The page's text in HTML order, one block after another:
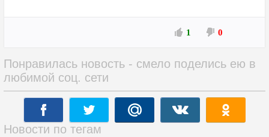
1 0
Понравилась новость - смело поделись ею в
любимой соц. сети
Новости по тегам